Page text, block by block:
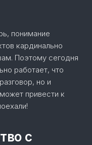
понимание
кардинально
Поэтому сегодня
работает, что
но и
привести к
с